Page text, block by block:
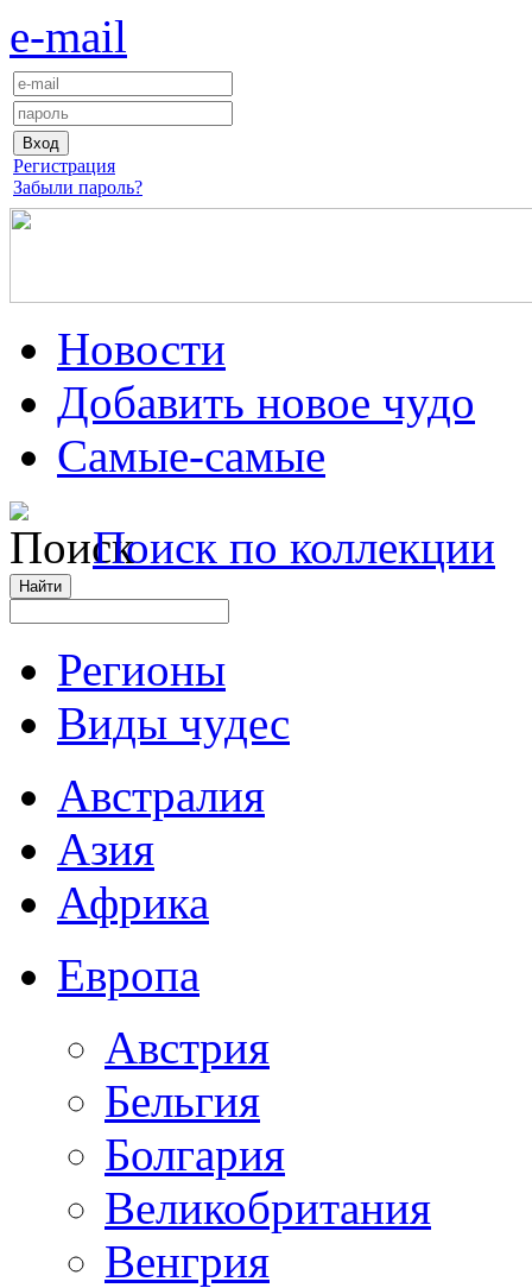
e-mail
Регистрация
Забыли пароль?
Новости
Добавить новое чудо
Самые-самые
Поиск по коллекции
Регионы
Виды чудес
Австралия
Азия
Африка
Европа
Австрия
Бельгия
Болгария
Великобритания
Венгрия